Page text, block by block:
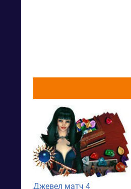
Джевел матч 4